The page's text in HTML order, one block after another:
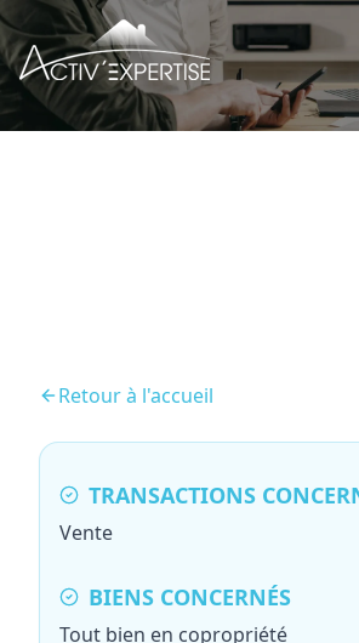
Retour à l'accueil
TRANSACTIONS
Vente
BIENS CONCERNÉS
Tout bien en copropriété